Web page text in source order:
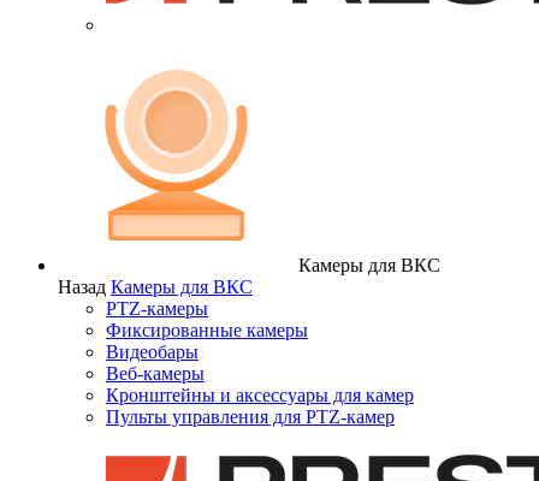
Камеры для ВКС
Назад Камеры для ВКС
PTZ-камеры
Фиксированные камеры
Видеобары
Веб-камеры
Кронштейны и аксессуары для камер
Пульты управления для PTZ-камер